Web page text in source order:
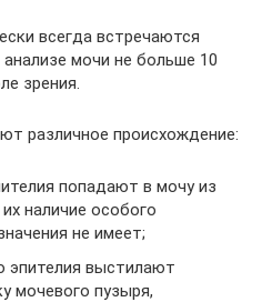
всегда встречаются
мочи не больше 10
зрения.
различное происхождение:
попадают в мочу из
наличие особого
не имеет;
эпителия выстилают
мочевого пузыря,